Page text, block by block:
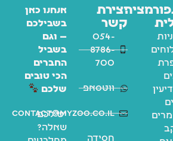
יצירת
קשר
054-
8786-
700
ווטסאפ
contact@myzoo.co.il
חסידה
אנחנו כאן
בשבילכם
— וגם
בשביל
החברים
הכי טובים
שלכם
יש לכם
שאלה?